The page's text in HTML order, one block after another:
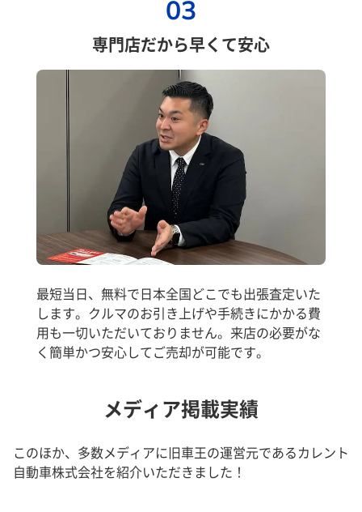
03
専門店だから早くて安心
最短当日、無料で日本全国どこでも出張査定いた
します。クルマのお引き上げや手続きにかかる費
用も一切いただいておりません。来店の必要がな
く簡単かつ安心してご売却が可能です。
メディア掲載実績
このほか、多数メディアに旧車王の運営元であるカレント
自動車株式会社を紹介いただきました！